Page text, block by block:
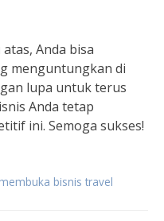
Anda bisa
menguntungkan di
lupa untuk terus
Anda tetap
ini. Semoga sukses!
bisnis travel